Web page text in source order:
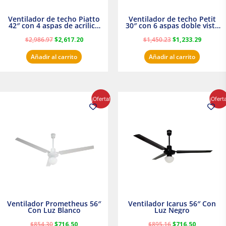
Ventilador de techo Piatto
42″ con 4 aspas de acrilico
transparente
$2,986.97 $2,617.20
Añadir al carrito
Ventilador de techo Petit
30″ con 6 aspas doble vista
Satinado Masterfan
$1,450.23 $1,233.29
Añadir al carrito
¡Oferta!
Ventilador Prometheus 56″
Con Luz Blanco
precio
actual
Ventilador Icarus 56″ Con
Luz Negro
precio
actual